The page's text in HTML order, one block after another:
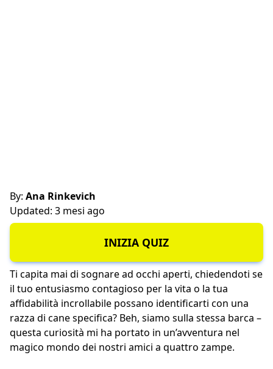
By: Ana Rinkevich
Updated: 3 mesi ago
INIZIA QUIZ
Ti capita mai di sognare ad occhi aperti, chiedendoti se
il tuo entusiasmo contagioso per la vita o la tua
affidabilità incrollabile possano identificarti con una
razza di cane specifica? Beh, siamo sulla stessa barca –
questa curiosità mi ha portato in un’avventura nel
magico mondo dei nostri amici a quattro zampe.